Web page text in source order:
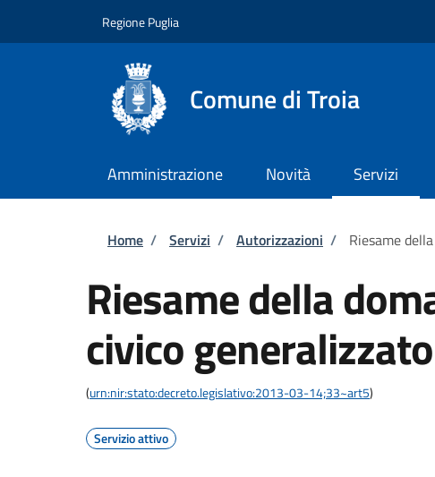
Regione Puglia
Comune di Troia
Amministrazione Novità Servizi
Briciole di pane
Home / Servizi / Autorizzazioni / Riesame
Riesame della
civico generalizzato
(urn:nir:stato:decreto.legislativo:2013-03-14;33~art5)
Servizio attivo